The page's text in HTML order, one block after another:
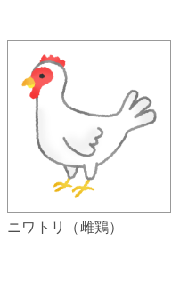
ニワトリ（雌鶏）